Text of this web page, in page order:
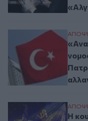
Η
Η